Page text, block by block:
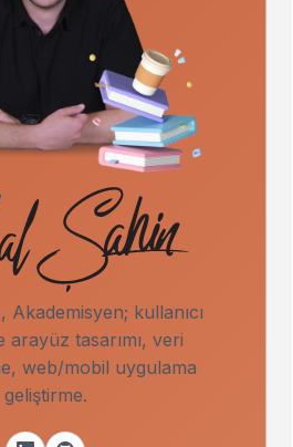
Akademisyen; kullanıcı
arayüz tasarımı, veri
web/mobil uygulama
geliştirme.